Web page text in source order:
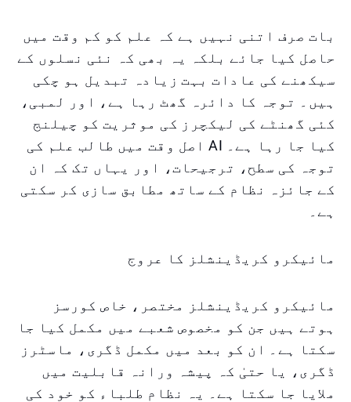
بات صرف اتنی نہیں ہے کہ علم کو کم وقت میں
حاصل کیا جائے بلکہ یہ بھی کہ نئی نسلوں کے
سیکھنے کی عادات بہت زیادہ تبدیل ہو چکی
ہیں۔ توجہ کا دائرہ گھٹ رہا ہے، اور لمبی،
کئی گھنٹے کی لیکچرز کی موثریت کو چیلنج
کیا جا رہا ہے۔ AI اصل وقت میں طالب علم کی
توجہ کی سطح، ترجیحات، اور یہاں تک کہ ان
کے جائزہ نظام کے ساتھ مطابق سازی کر سکتی
ہے۔
مائیکرو کریڈینشلز کا عروج
مائیکرو کریڈینشلز مختصر، خاص کورسز
ہوتے ہیں جن کو مخصوص شعبے میں مکمل کیا جا
سکتا ہے۔ ان کو بعد میں مکمل ڈگری، ماسٹرز
ڈگری، یا حتیٰ کہ پیشہ ورانہ قابلیت میں
ملایا جا سکتا ہے۔ یہ نظام طلباء کو خود کی